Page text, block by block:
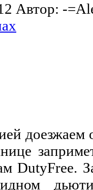
Автор: -
доезжаем